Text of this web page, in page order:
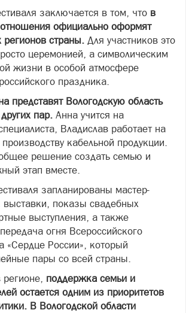
заключается в том, что в
официально оформят
страны. Для участников это
церемонией, а символическим
жизни в особой атмосфере
праздника.
представят Вологодскую область
пар. Анна учится на
Владислав работает на
кабельной продукции.
решение создать семью и
этап вместе.
запланированы мастер-
выставки, показы свадебных
выступления, а также
огня Всероссийского
«Сердце России», который
пары со всей страны.
поддержка семьи и
остается одним из приоритетов
В Вологодской области